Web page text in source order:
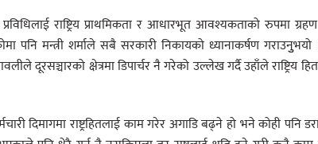
राष्ट्रिय प्राथमिकता र आधारभूत आवश्यकताको रुपमा
पनि मन्त्री शर्माले सबै सरकारी निकायको ध्यानाकर्षण गराउनुुभयो
दूरसञ्चारको क्षेत्रमा डिपार्चर नै गरेको उल्लेख गर्दै उहाँले राष्ट्रिय
दिमागमा राष्ट्रहितलाई काम गरेर अगाडि बढ्ने हो भने कोही पनि